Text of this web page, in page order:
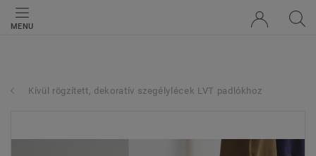
MENU
Kívül rögzített, dekoratív szegélylécek LVT padlókhoz